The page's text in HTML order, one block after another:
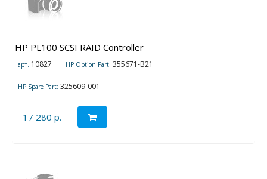
HP PL100 SCSI RAID Controller
арт. 10827 HP Option Part: 355671-B21
HP Spare Part: 325609-001
17 280 р.